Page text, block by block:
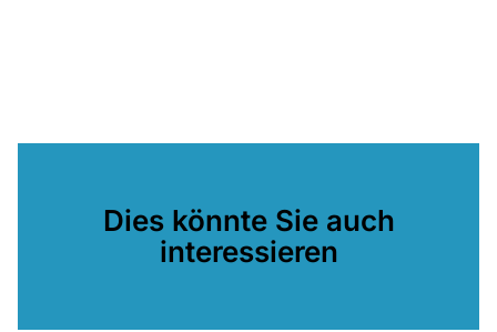
Dies könnte Sie auch
interessieren